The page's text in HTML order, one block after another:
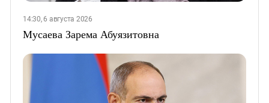
14:30, 6 августа 2026
Мусаева Зарема Абуязитовна